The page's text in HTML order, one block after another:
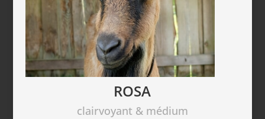
ROSA
clairvoyant & médium